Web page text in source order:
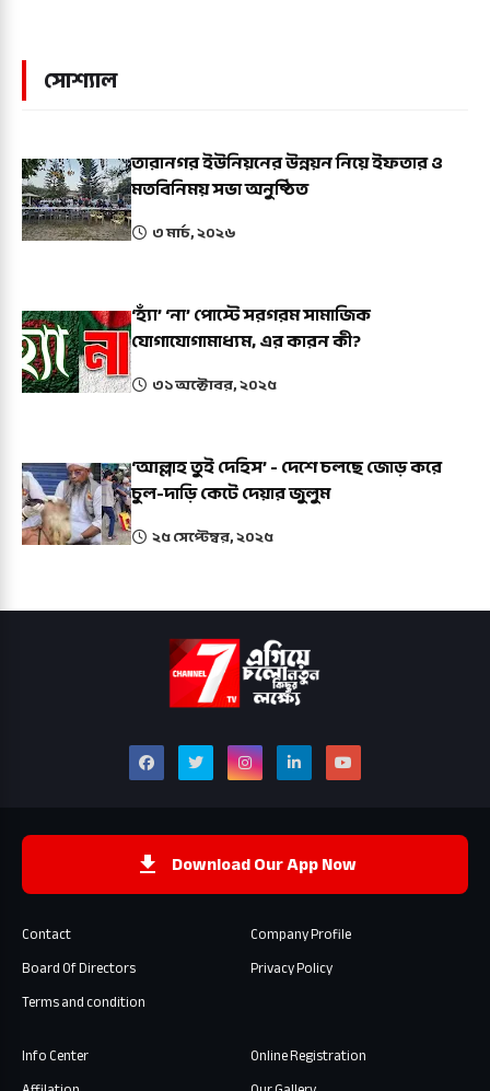
সোশ্যাল
তারানগর ইউনিয়নের উন্নয়ন নিয়ে ইফতার ও
মতবিনিময় সভা অনুষ্ঠিত
৩ মার্চ, ২০২৬
‘হ্যাঁ’ ‘না’ পোস্টে সরগরম সামাজিক
যোগাযোগামাধ্যম, এর কারন কী?
৩১ অক্টোবর, ২০২৫
‘আল্লাহ তুই দেহিস’ - দেশে চলছে জোড় করে
চুল-দাড়ি কেটে দেয়ার জুলুম
২৫ সেপ্টেম্বর, ২০২৫
Download Our App Now
Contact
Company Profile
Board Of Directors
Privacy Policy
Terms and condition
Info Center
Online Registration